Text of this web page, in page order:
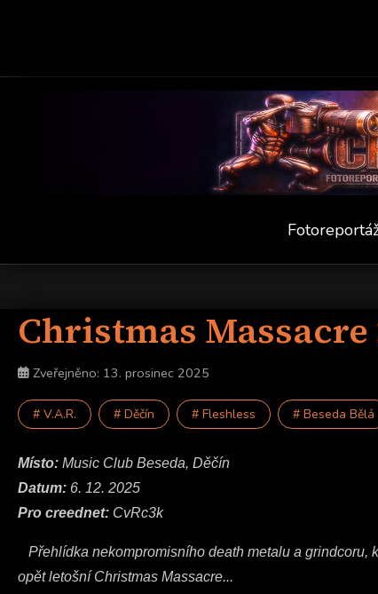
Christmas Massacre
Zveřejněno: 13. prosinec 2025
# V.A.R. # Děčín # Fleshless # Beseda Bělá
Místo: Music Club Beseda, Děčín
Datum: 6. 12. 2025
Pro creednet: CvRc3k
Přehlídka nekompromisního death metalu a grindcoru,
opět letošní Christmas Massacre...